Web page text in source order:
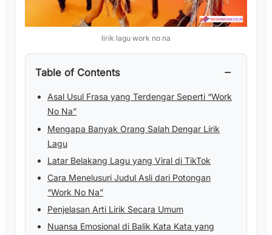
lirik lagu work no na
Table of Contents −
Asal Usul Frasa yang Terdengar Seperti “Work
No Na”
Mengapa Banyak Orang Salah Dengar Lirik
Lagu
Latar Belakang Lagu yang Viral di TikTok
Cara Menelusuri Judul Asli dari Potongan
“Work No Na”
Penjelasan Arti Lirik Secara Umum
Nuansa Emosional di Balik Kata Kata yang